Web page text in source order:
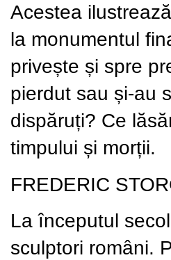
Acestea
la monumentul
privește și spre
pierdut sau și-au
dispăruți? Ce
timpului și morții.
FREDERIC
La începutul
sculptori români.